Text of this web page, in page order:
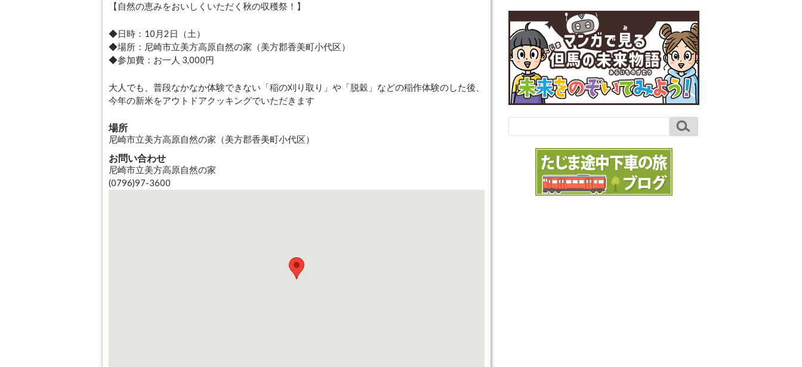
【自然の恵みをおいしくいただく秋の収穫祭！】
◆日時：10月2日（土）
◆場所：尼崎市立美方高原自然の家（美方郡香美町小代区）
◆参加費：お一人 3,000円
大人でも、普段なかなか体験できない「稲の刈り取り」や「脱穀」などの稲作体験のした後、
今年の新米をアウトドアクッキングでいただきます
場所
尼崎市立美方高原自然の家（美方郡香美町小代区）
お問い合わせ
尼崎市立美方高原自然の家
(0796)97-3600